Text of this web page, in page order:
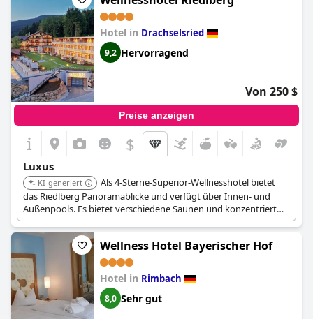
Hotel in Drachselsried
9,2 Hervorragend
Von 250 $
Preise anzeigen
$
Luxus
KI-generiert
Als 4-Sterne-Superior-Wellnesshotel bietet
das Riedlberg Panoramablicke und verfügt über Innen- und
Außenpools. Es bietet verschiedene Saunen und konzentriert
sich auf natürliches Wohlbefinden, was einen erfrischenden und
luxuriösen Rückzugsort inmitten malerischer Umgebung
Wellness Hotel Bayerischer Hof
Hotel in Rimbach
8,0 Sehr gut